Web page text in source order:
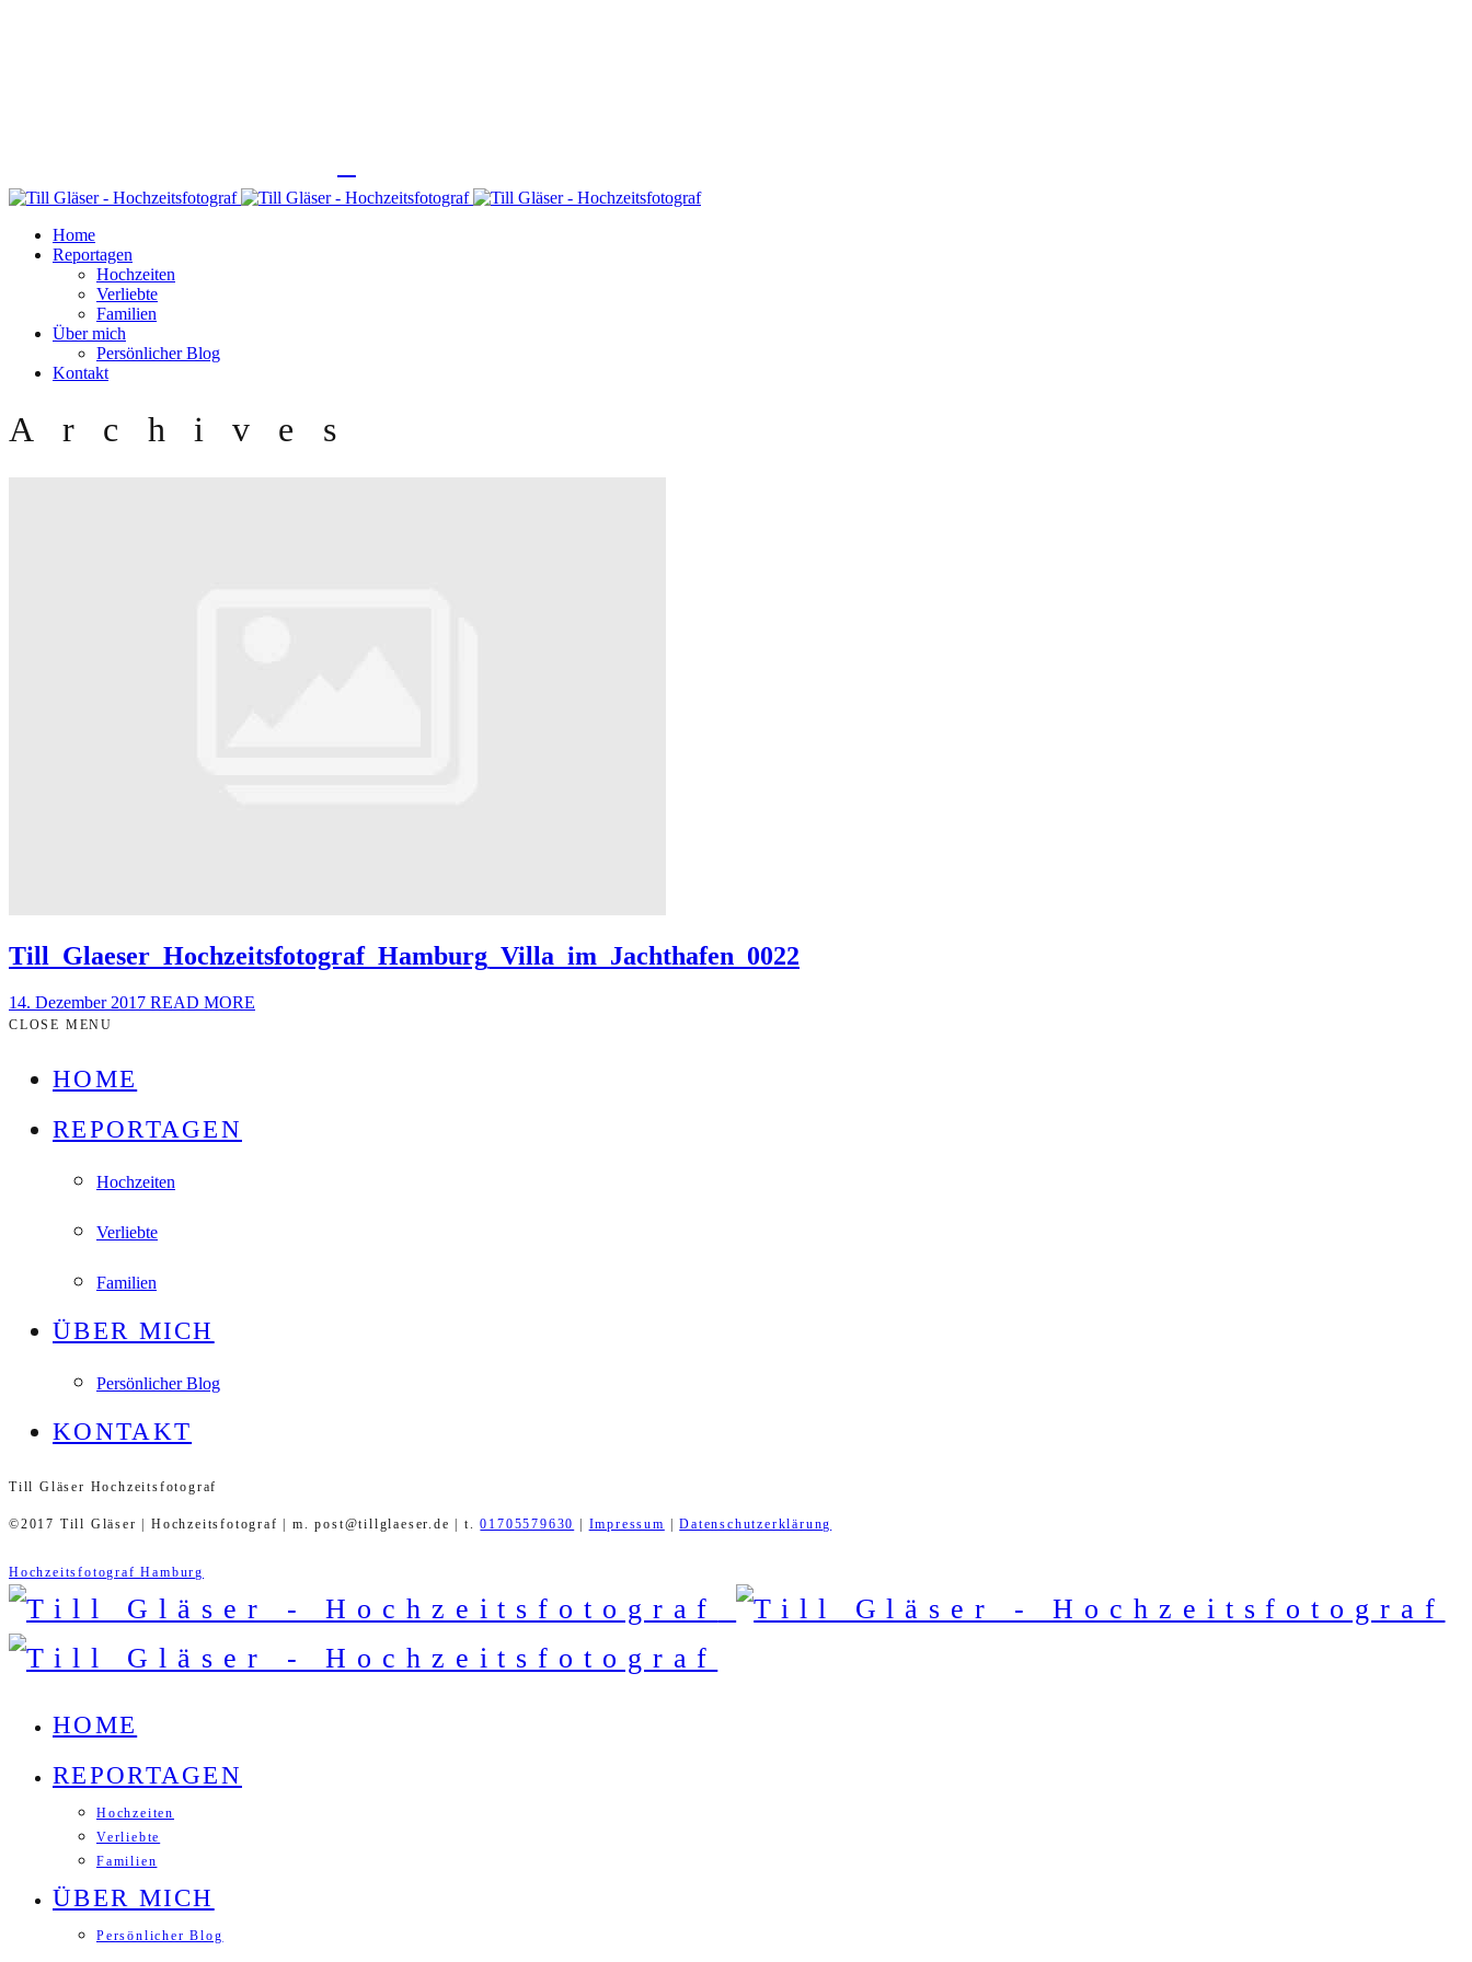
Home
Reportagen
Hochzeiten
Verliebte
Familien
Über mich
Persönlicher Blog
Kontakt
Archives
Till_Glaeser_Hochzeitsfotograf_Hamburg_Villa_im_Jachthafen_0022
14. Dezember 2017 READ MORE
CLOSE MENU
HOME
REPORTAGEN
Hochzeiten
Verliebte
Familien
ÜBER MICH
Persönlicher Blog
KONTAKT
Till Gläser Hochzeitsfotograf
©2017 Till Gläser | Hochzeitsfotograf | m. post@tillglaeser.de | t.01705579630 | Impressum |Datenschutzerklärung
Hochzeitsfotograf Hamburg
HOME
REPORTAGEN
Hochzeiten
Verliebte
Familien
ÜBER MICH
Persönlicher Blog